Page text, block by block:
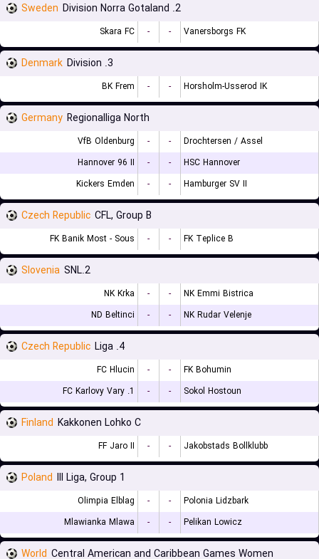
Sweden 2. Division Norra Gotaland
Skara FC - - Vanersborgs FK
Denmark 3. Division
BK Frem - - Horsholm-Usserod IK
Germany Regionalliga North
VfB Oldenburg - -
Drochtersen / Assel
Hannover 96 II
- -
HSC Hannover
Kickers Emden
- - Hamburger SV II
Czech Republic CFL, Group B
FK Banik Most - Sous - - FK Teplice B
Slovenia 2.SNL
NK Krka - -
NK Emmi Bistrica
ND Beltinci
- - NK Rudar Velenje
Czech Republic 4. Liga
FC Hlucin - -
FK Bohumin
1. FC Karlovy Vary
- - Sokol Hostoun
Finland Kakkonen Lohko C
FF Jaro II - - Jakobstads Bollklubb
Poland III Liga, Group 1
Olimpia Elblag - -
Polonia Lidzbark
Mlawianka Mlawa
- - Pelikan Lowicz
World Central American and Caribbean Games Women